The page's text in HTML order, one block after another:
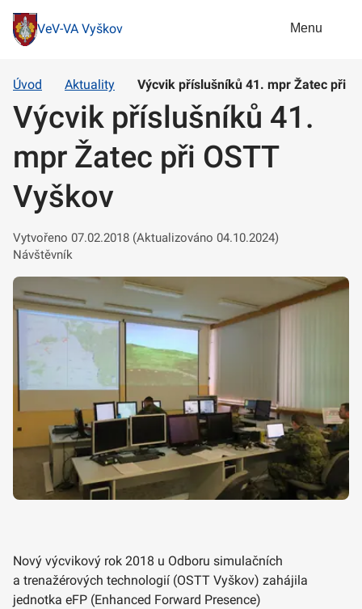
VeV-VA Vyškov Menu
Úvod Aktuality Výcvik příslušníků 41. mpr Žatec při
Výcvik příslušníků 41.
mpr Žatec při OSTT
Vyškov
Vytvořeno 07.02.2018 (Aktualizováno 04.10.2024)
Návštěvník
Nový výcvikový rok 2018 u Odboru simulačních
a trenažérových technologií (OSTT Vyškov) zahájila
jednotka eFP (Enhanced Forward Presence)